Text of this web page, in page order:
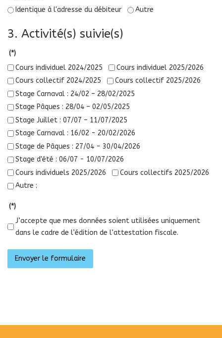
Identique à l'adresse du débiteur
Autre
3. Activité(s) suivie(s)
(*)
Cours individuel 2024/2025
Cours individuel 2025/2026
Cours collectif 2024/2025
Cours collectif 2025/2026
Stage Carnaval : 24/02 – 28/02/2025
Stage Pâques : 28/04 – 02/05/2025
Stage Juillet : 07/07 – 11/07/2025
Stage Carnaval : 16/02 - 20/02/2026
Stage de Pâques : 27/04 - 30/04/2026
Stage d'été : 06/07 - 10/07/2026
Cours individuels 2025/2026
Cours collectifs 2025/2026
Autre :
(*)
J’accepte que mes données soient utilisées uniquement
dans le cadre de l’édition de l’attestation fiscale.
Envoyer le formulaire